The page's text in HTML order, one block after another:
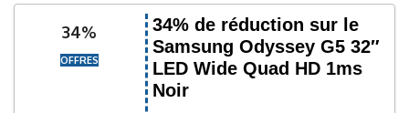
34%
OFFRES
34% de réduction sur le
Samsung Odyssey G5 32″
LED Wide Quad HD 1ms
Noir